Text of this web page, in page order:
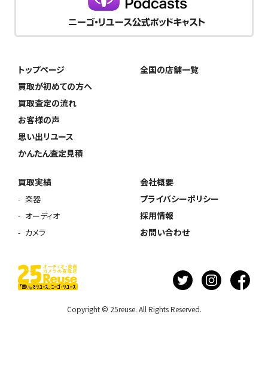
トップページ
買取が初めての方へ
買取査定の流れ
お客様の声
思い出リユース
かんたん査定見積
全国の店舗一覧
買取実績
楽器
オーディオ
カメラ
会社概要
プライバシーポリシー
採用情報
お問い合わせ
Copyright © 25reuse. All Rights Reserved.